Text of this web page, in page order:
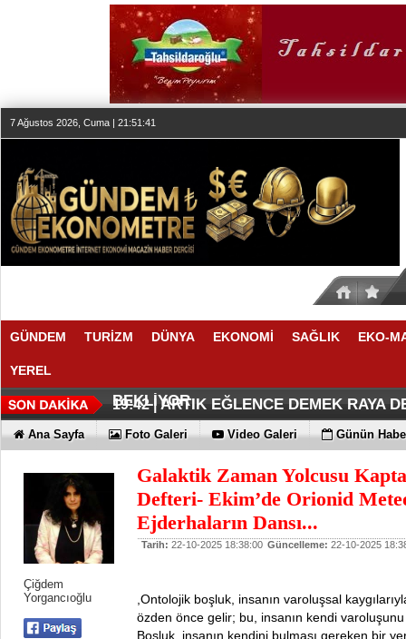
7 Ağustos 2026, Cuma | 21:51:42
GÜNDEM TURİZM DÜNYA EKONOMİ SAĞLIK EKO-
YEREL
20:00 |SEKTÖR, İSTİKRARLI BÜYÜME
BEKLİYOR
19:58 |MAKYÖZ CANSU DURKUN'DAN
19:42 |ARTIK EĞLENCE DEMEK RAYA
19:38 |İŞTE OYAK ÇİMENTO FARKI
19:36 |HER YÖNÜYLE MAXİMUM
19:30 |ÜÇÜNCÜ KEZ BULUTLARIN
19:27 |HOMEPORT STRATEJİSİ
SAĞLIYOR
07:09 |İŞTE O 500
Ana Sayfa Foto Galeri Video Galeri Günün
Çiğdem
Yorgancıoğlu
Galaktik Zaman Yolcusu
Defteri- Ekim’de Orionid
Ejderhaların Dansı...
Tarih: 22-10-2025 18:38:00 Güncelleme: 22-10-2025
,Ontolojik boşluk, insanın varoluşsal
özden önce gelir; bu, insanın kendi
Boşluk, insanın kendini bulması gereken bir